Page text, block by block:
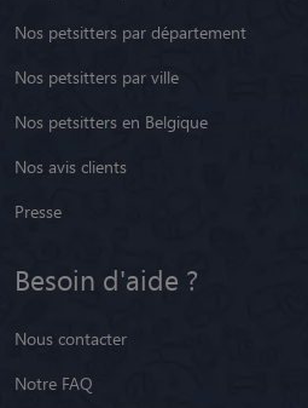
Nos petsitters par département
Nos petsitters par ville
Nos petsitters en Belgique
Nos avis clients
Presse
Besoin d'aide ?
Nous contacter
Notre FAQ